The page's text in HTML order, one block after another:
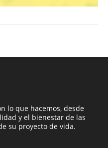
lo que hacemos, desde
y el bienestar de las
su proyecto de vida.